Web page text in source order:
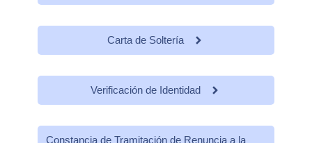
Carta de Soltería
Verificación de Identidad
Constancia de Tramitación de Renuncia a la